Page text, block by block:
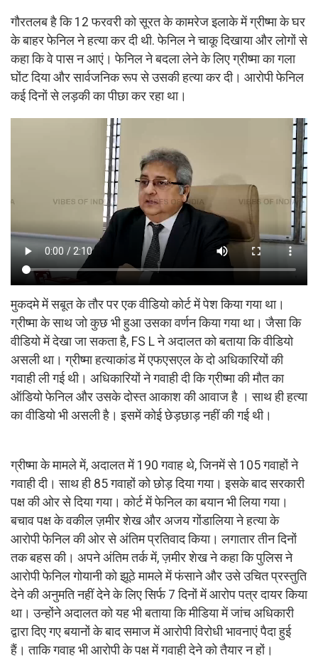
गौरतलब है कि 12 फरवरी को सूरत के कामरेज इलाके में ग्रीष्मा के घर
के बाहर फेनिल ने हत्या कर दी थी. फेनिल ने चाकू दिखाया और लोगों से
कहा कि वे पास न आएं। फेनिल ने बदला लेने के लिए ग्रीष्मा का गला
घोंट दिया और सार्वजनिक रूप से उसकी हत्या कर दी। आरोपी फेनिल
कई दिनों से लड़की का पीछा कर रहा था।
मुकदमे में सबूत के तौर पर एक वीडियो कोर्ट में पेश किया गया था।
ग्रीष्मा के साथ जो कुछ भी हुआ उसका वर्णन किया गया था। जैसा कि
वीडियो में देखा जा सकता है, FS L ने अदालत को बताया कि वीडियो
असली था। ग्रीष्मा हत्याकांड में एफएसएल के दो अधिकारियों की
गवाही ली गई थी। अधिकारियों ने गवाही दी कि ग्रीष्मा की मौत का
ऑडियो फेनिल और उसके दोस्त आकाश की आवाज है । साथ ही हत्या
का वीडियो भी असली है। इसमें कोई छेड़छाड़ नहीं की गई थी।
ग्रीष्मा के मामले में, अदालत में 190 गवाह थे, जिनमें से 105 गवाहों ने
गवाही दी। साथ ही 85 गवाहों को छोड़ दिया गया। इसके बाद सरकारी
पक्ष की ओर से दिया गया। कोर्ट में फेनिल का बयान भी लिया गया।
बचाव पक्ष के वकील ज़मीर शेख और अजय गोंडालिया ने हत्या के
आरोपी फेनिल की ओर से अंतिम प्रतिवाद किया। लगातार तीन दिनों
तक बहस की। अपने अंतिम तर्क में, ज़मीर शेख ने कहा कि पुलिस ने
आरोपी फेनिल गोयानी को झूठे मामले में फंसाने और उसे उचित प्रस्तुति
देने की अनुमति नहीं देने के लिए सिर्फ 7 दिनों में आरोप पत्र दायर किया
था। उन्होंने अदालत को यह भी बताया कि मीडिया में जांच अधिकारी
द्वारा दिए गए बयानों के बाद समाज में आरोपी विरोधी भावनाएं पैदा हुई
हैं। ताकि गवाह भी आरोपी के पक्ष में गवाही देने को तैयार न हों।